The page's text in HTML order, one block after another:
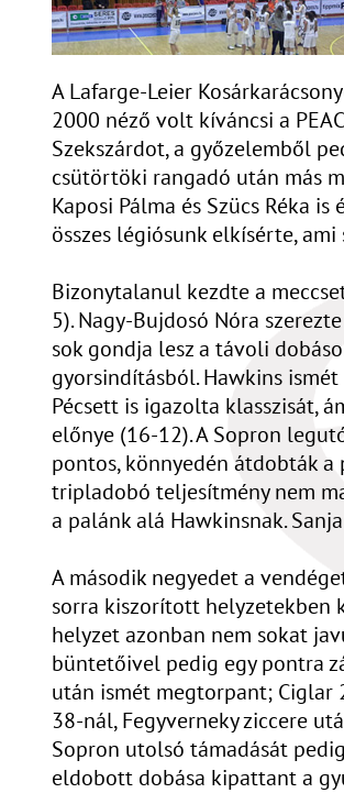
A Lafarge-Leier
2000 néző volt kíváncsi a
Szekszárdot, a győzelemből
csütörtöki rangadó után más
Kaposi Pálma és Szücs Réka
összes légiósunk elkísérte,
Bizonytalanul kezdte a
5). Nagy-Bujdosó Nóra
sok gondja lesz a távoli
gyorsindításból. Hawkins
Pécsett is igazolta klasszisát,
előnye (16-12). A Sopron
pontos, könnyedén átdobták a
tripladobó teljesítmény nem
a palánk alá Hawkinsnak.
A második negyedet a
sorra kiszorított helyzetekben
helyzet azonban nem sokat
büntetőivel pedig egy pontra
után ismét megtorpant; Ciglar
38-nál, Fegyverneky ziccere
Sopron utolsó támadását
eldobott dobása kipattant a